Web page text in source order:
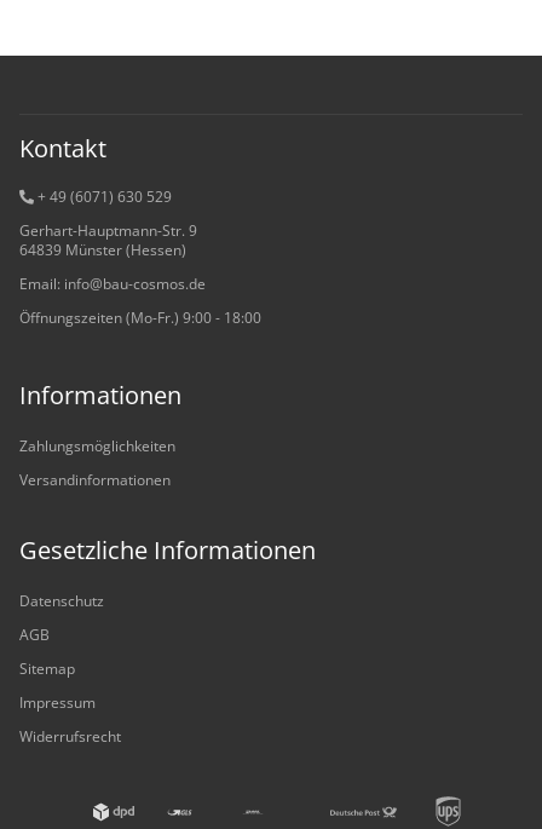
Kontakt
+ 49 (6071) 630 529
Gerhart-Hauptmann-Str. 9
64839 Münster (Hessen)
Email: info@bau-cosmos.de
Öffnungszeiten (Mo-Fr.) 9:00 - 18:00
Informationen
Zahlungsmöglichkeiten
Versandinformationen
Gesetzliche Informationen
Datenschutz
AGB
Sitemap
Impressum
Widerrufsrecht